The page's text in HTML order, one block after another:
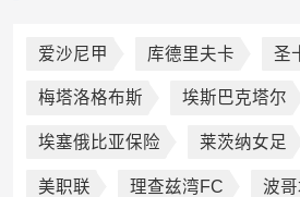
爱沙尼甲 库德里夫卡 圣
梅塔洛格布斯 埃斯巴克塔尔
埃塞俄比亚保险 莱茨纳女足
美职联 理查兹湾FC 波